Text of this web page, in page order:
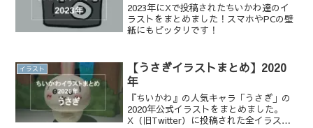
2023年にXで投稿されたちいかわ達のイ
ラストをまとめました！スマホやPCの壁
紙にもピッタリです！
イラスト
【うさぎイラストまとめ】2020
年
『ちいかわ』の人気キャラ「うさぎ」の
2020年公式イラストをまとめました。
X（旧Twitter）に投稿された全イラスト